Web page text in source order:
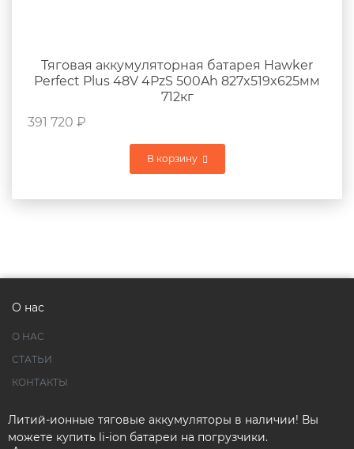
Тяговая аккумуляторная батарея Hawker
Perfect Plus 48V 4PzS 500Ah 827x519x625мм
712кг
391 720 ₽
В корзину
О нас
О НАС
СТАТЬИ
КОНТАКТЫ
Литий-ионные тяговые аккумуляторы в наличии! Вы
можете купить li-ion батареи на погрузчики.